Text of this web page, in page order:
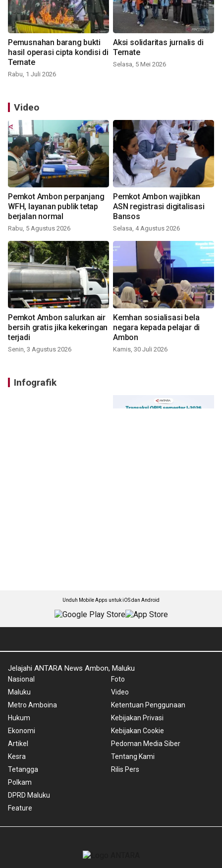
Pemusnahan barang bukti
hasil operasi cipta kondisi di
Ternate
Rabu, 1 Juli 2026
Aksi solidaritas jurnalis di
Ternate
Selasa, 5 Mei 2026
Video
Pemkot Ambon perpanjang
WFH, layanan publik tetap
berjalan normal
Rabu, 5 Agustus 2026
Pemkot Ambon wajibkan
ASN registrasi digitalisasi
Bansos
Selasa, 4 Agustus 2026
Pemkot Ambon salurkan air
bersih gratis jika kekeringan
terjadi
Senin, 3 Agustus 2026
Kemhan sosialisasi bela
negara kepada pelajar di
Ambon
Kamis, 30 Juli 2026
Infografik
Unduh Mobile Apps untuk iOS dan Android
Jelajahi ANTARA News Ambon, Maluku
Nasional
Maluku
Metro Amboina
Hukum
Ekonomi
Artikel
Kesra
Tetangga
Polkam
DPRD Maluku
Feature
Foto
Video
Ketentuan Penggunaan
Kebijakan Privasi
Kebijakan Cookie
Pedoman Media Siber
Tentang Kami
Rilis Pers